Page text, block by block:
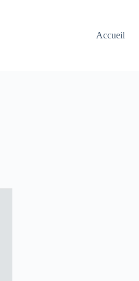
Accueil